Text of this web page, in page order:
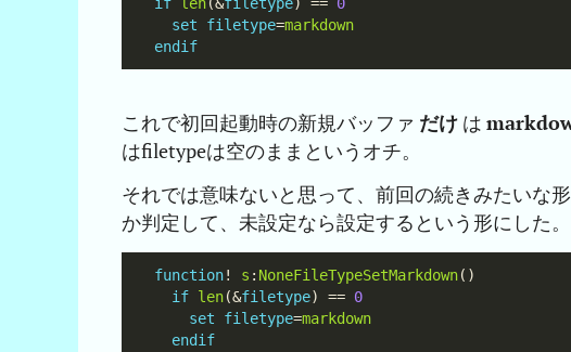
set
filetype=markdown
endif
これで初回起動時の新規バッファ だけ は
はfiletypeは空のままというオチ。
それでは意味ないと思って、前回の続きみたいな
か判定して、未設定なら設定するという形にした。
function! s : NoneFileTypeSetMarkdown
if len(&filetype) == 0
set
filetype=markdown
endif